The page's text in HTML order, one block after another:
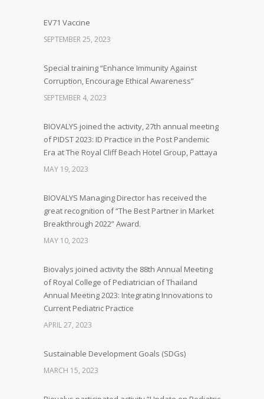
EV71 Vaccine
SEPTEMBER 25, 2023
Special training “Enhance Immunity Against
Corruption, Encourage Ethical Awareness”
SEPTEMBER 4, 2023
BIOVALYS joined the activity, 27th annual meeting
of PIDST 2023: ID Practice in the Post Pandemic
Era at The Royal Cliff Beach Hotel Group, Pattaya
MAY 19, 2023
BIOVALYS Managing Director has received the
great recognition of “The Best Partner in Market
Breakthrough 2022” Award.
MAY 10, 2023
Biovalys joined activity the 88th Annual Meeting
of Royal College of Pediatrician of Thailand
Annual Meeting 2023: Integrating Innovations to
Current Pediatric Practice
APRIL 27, 2023
Sustainable Development Goals (SDGs)
MARCH 15, 2023